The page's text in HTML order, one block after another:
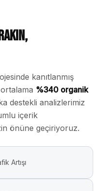
kanıtlanmış
%340 organik
destekli analizlerimiz
içerik
önüne geçiriyoruz.
Artışı